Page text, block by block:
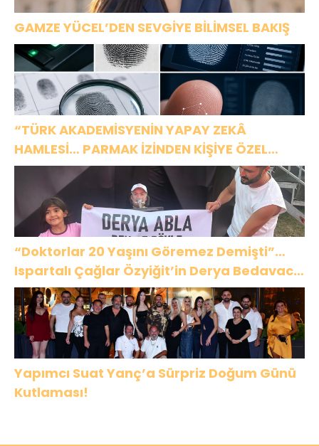
GAMZE YÜCEL’DEN SEVGİYE BİLİMSEL BAKIŞ
“TÜRK AKADEMİSYENİN YAPAY ZEKÂ
HAMLESİ… PARMAK İZİNDEN KİŞİYE ÖZEL
ANALİZ”
“Doktorlar 20 Yaşını Göremez Demişti”…
Ispartalı Çağlar Özyiğit’in Derya Bedavacı
Buluşması Duygulandırdı
Yapımcı Suat Yanç’a Sürpriz Doğum Günü
Kutlaması!